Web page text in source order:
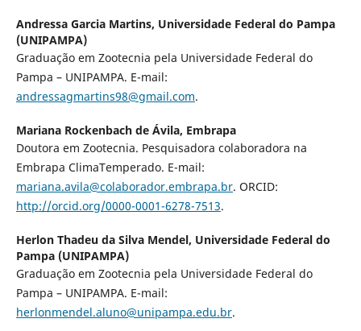
Andressa Garcia Martins, Universidade Federal do Pampa
(UNIPAMPA)
Graduação em Zootecnia pela Universidade Federal do
Pampa – UNIPAMPA. E-mail:
andressagmartins98@gmail.com.
Mariana Rockenbach de Ávila, Embrapa
Doutora em Zootecnia. Pesquisadora colaboradora na
Embrapa ClimaTemperado. E-mail:
mariana.avila@colaborador.embrapa.br. ORCID:
http://orcid.org/0000-0001-6278-7513.
Herlon Thadeu da Silva Mendel, Universidade Federal do
Pampa (UNIPAMPA)
Graduação em Zootecnia pela Universidade Federal do
Pampa – UNIPAMPA. E-mail:
herlonmendel.aluno@unipampa.edu.br.